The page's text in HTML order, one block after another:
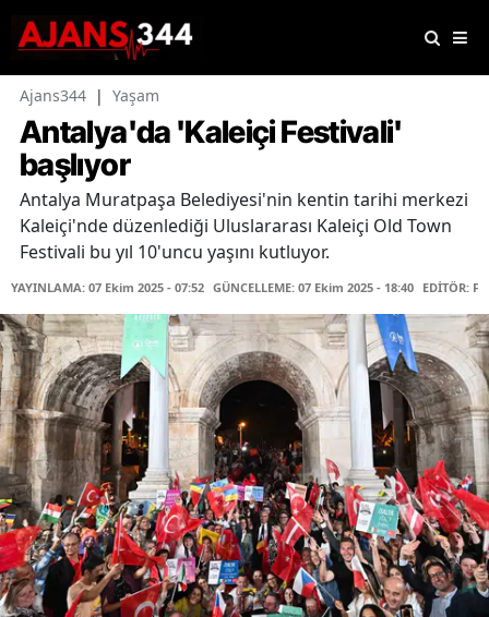
Ajans344 | Yaşam
Antalya'da 'Kaleiçi Festivali'
başlıyor
Antalya Muratpaşa Belediyesi'nin kentin tarihi merkezi
Kaleiçi'nde düzenlediği Uluslararası Kaleiçi Old Town
Festivali bu yıl 10'uncu yaşını kutluyor.
YAYINLAMA: 07 Ekim 2025 - 07:52 GÜNCELLEME: 07 Ekim 2025 - 18:40 EDİTÖR: